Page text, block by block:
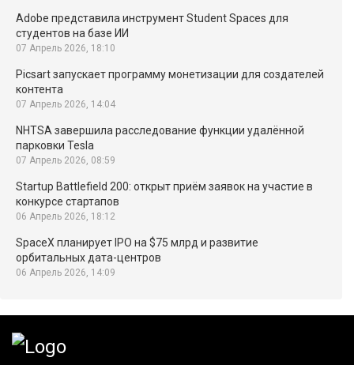
Adobe представила инструмент Student Spaces для
студентов на базе ИИ
07 Апрель 2026, 18:10
Picsart запускает программу монетизации для создателей
контента
07 Апрель 2026, 14:04
NHTSA завершила расследование функции удалённой
парковки Tesla
07 Апрель 2026, 08:59
Startup Battlefield 200: открыт приём заявок на участие в
конкурсе стартапов
06 Апрель 2026, 18:12
SpaceX планирует IPO на $75 млрд и развитие
орбитальных дата-центров
06 Апрель 2026, 14:09